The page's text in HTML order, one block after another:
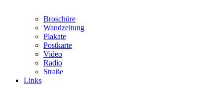
Broschüre
Wandzeitung
Plakate
Postkarte
Video
Radio
Straße
Links